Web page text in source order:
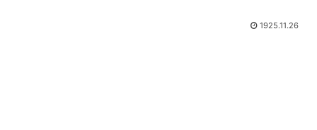
1925.11.26